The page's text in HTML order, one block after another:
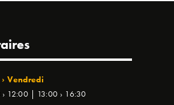
› Vendredi
12:00 | 13:00 › 16:30